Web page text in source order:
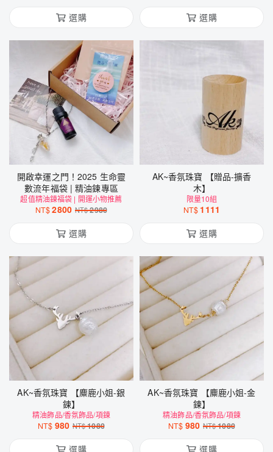
選購 選購
開啟幸運之門！2025 生命靈
數流年福袋 | 精油鍊專區
超值精油鍊福袋 | 開運小物推薦
NT$2800 NT$2980
選購
AK~香氛珠寶 【贈品-擴香
木】
限量10組
NT$ 1111
選購
AK~香氛珠寶 【麋鹿小姐-銀
鍊】
精油飾品/香氛飾品/項鍊
NT$ 980 NT$1080
選購
AK~香氛珠寶 【麋鹿小姐-金
鍊】
精油飾品/香氛飾品/項鍊
NT$ 980 NT$1080
選購